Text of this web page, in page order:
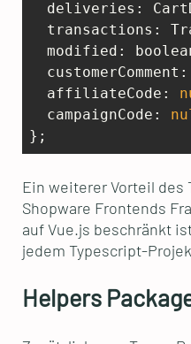
deliveries:
transactions:
modified:
  customerComment:
  affiliateCode:
  campaignCode:
Ein weiterer Vorteil des
Shopware Frontends
auf Vue.js beschränkt
jedem Typescript-
Helpers